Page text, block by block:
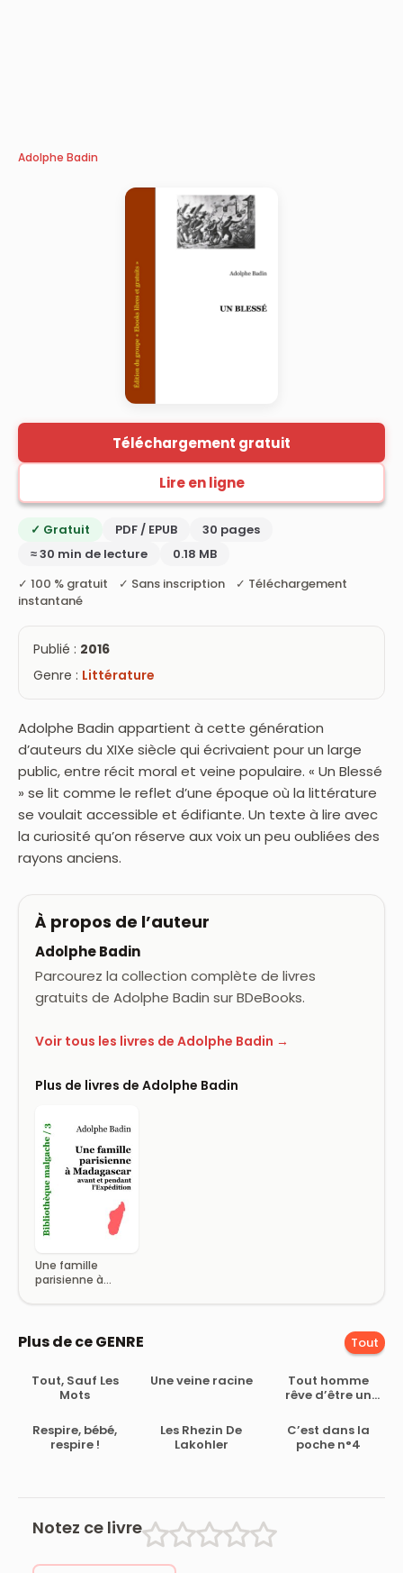
Adolphe Badin
Téléchargement gratuit
Lire en ligne
✓ Gratuit PDF / EPUB
30 pages
≈ 30 min de lecture
0.18 MB
✓ 100 % gratuit ✓ Sans inscription ✓ Téléchargement
instantané
Publié : 2016
Genre : Littérature
Adolphe Badin appartient à cette génération
d’auteurs du XIXe siècle qui écrivaient pour un large
public, entre récit moral et veine populaire. « Un Blessé
» se lit comme le reflet d’une époque où la littérature
se voulait accessible et édifiante. Un texte à lire avec
la curiosité qu’on réserve aux voix un peu oubliées des
rayons anciens.
À propos de l’auteur
Adolphe Badin
Parcourez la collection complète de livres
gratuits de Adolphe Badin sur BDeBooks.
Voir tous les livres de Adolphe Badin →
Plus de livres de Adolphe Badin
Une famille
parisienne à
Plus de ce GENRE Tout
Tout, Sauf Les
Mots
Une veine racine
Tout homme
rêve d’être un
Respire, bébé,
respire !
Les Rhezin De
Lakohler
C’est dans la
poche n°4
Notez ce livre